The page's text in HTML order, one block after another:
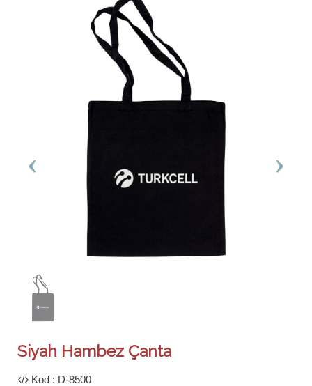
Siyah Hambez Çanta
Kod : D-8500